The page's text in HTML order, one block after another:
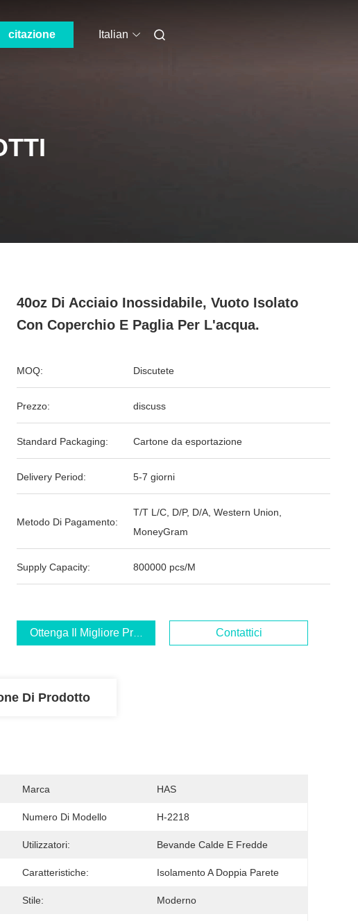
citazione Italian
40oz Di Acciaio Inossidabile, Vuoto Isolato
Con Coperchio E Paglia Per L'acqua.
MOQ: Discutete
Prezzo: discuss
Standard Packaging: Cartone da esportazione
Delivery Period: 5-7 giorni
Metodo Di Pagamento:
T/T L/C, D/P, D/A, Western Union,
MoneyGram
Supply Capacity: 800000 pcs/M
Ottenga Il Migliore Prezzo Contattici
Di Prodotto
Marca HAS
Numero Di Modello H-2218
Utilizzatori: Bevande Calde E Fredde
Caratteristiche: Isolamento A Doppia Parete
Stile: Moderno